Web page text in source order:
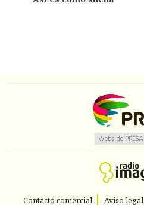
Contacto comercial Aviso legal